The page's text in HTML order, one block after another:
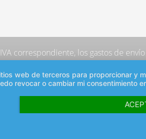
correspondiente, los gastos de envío
web de terceros para proporcionar y
revocar o cambiar mi consentimiento